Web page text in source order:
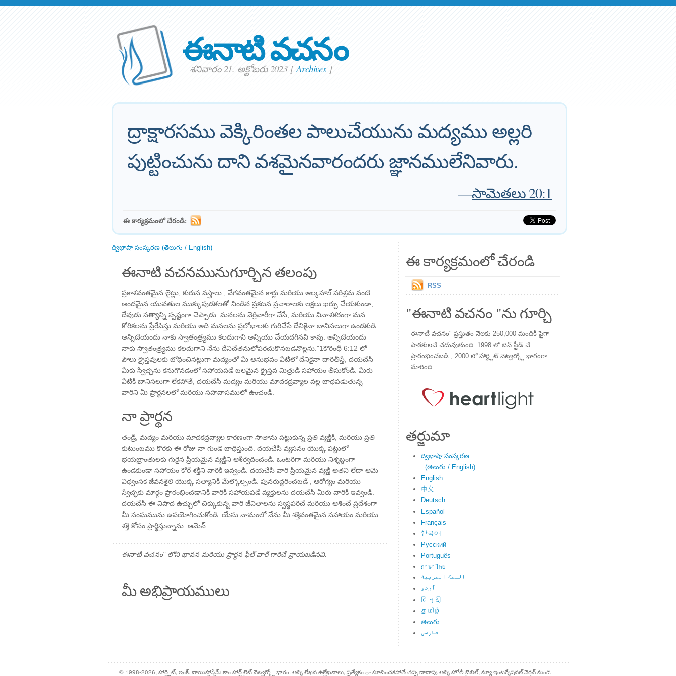
ఈనాటి వచనం
శనివారం 21. అక్టోబరు 2023 [Archives ]
ద్రాక్షారసము వెక్కిరింతల పాలుచేయును మద్యము అల్లరి
పుట్టించును దాని వశమైనవారందరు జ్ఞానములేనివారు.
—సామెతలు 20:1
ఈ కార్యక్రమంలో చేరండి:
ద్విభాషా సంస్కరణ (తెలుగు / English)
ఈనాటి వచనమునుగూర్చిన తలంపు
ప్రకాశవంతమైన లైట్లు, కురుస వస్త్రాలు , వేగవంతమైన కార్లు మరియు ఆల్కహాల్ పరిశ్రమ వంటి
అందమైన యువతుల ముక్కుపుడకలతో నిండిన ప్రకటన ప్రచారాలకు లక్షలు ఖర్చు చేయకుండా,
దేవుడు సత్యాన్ని స్పష్టంగా చెప్పాడు: మనలను వెర్రివారీగా చేసే, మరియు వినాశకరంగా మన
కోరికలను ప్రేరేపిస్తు మరియు అది మనలను ప్రలోభాలకు గురిచేసే దేనికైనా బానిసలుగా ఉండకుడి.
అన్నిటియందు నాకు స్వాతంత్ర్యము కలదుగాని అన్నియు చేయదగినవి కావు. అన్నిటియందు
నాకు స్వాతంత్ర్యము కలదుగాని నేను దేనిచేతనులోపరచుకొనబడనొల్లను."1కొరింథీ 6:12 లో
పౌలు క్రైస్తవులకు బోధించినట్లుగా మద్యంతో మీ అనుభవం వీటిలో దేనికైనా దారితీస్తే, దయచేసి
మీకు స్వేచ్ఛను కనుగొనడంలో సహాయపడే బలమైన క్రైస్తవ మిత్రుడి సహాయం తీసుకోండి. మీరు
వీటికి బానిసలుగా లేకపోతే, దయచేసి మద్యం మరియు మాదకద్రవ్యాల వల్ల బాధపడుతున్న
వారిని మీ ప్రార్థనలలో మరియు సహవాసములో ఉంచండి.
నా ప్రార్థన
తండ్రీ, మద్యం మరియు మాదకద్రవ్యాల కారణంగా సాతాను పట్టుకున్న ప్రతి వ్యక్తికి, మరియు ప్రతి
కుటుంబము కొరకు ఈ రోజు నా గుండె బాధిస్తుంది. దయచేసి వ్యసనం యొక్క పట్టులో
భయభ్రాంతులకు గురైన ప్రియమైన వ్యక్తిని ఆశీర్వదించండి. ఒంటరిగా మరియు నిశ్శబ్దంగా
ఉండకుండా సహాయం కోరే శక్తిని వారికి ఇవ్వండి. దయచేసి వారి ప్రియమైన వ్యక్తి అతని లేదా ఆమె
విధ్వంసక జీవనశైలి యొక్క సత్యానికి మేల్కొల్పండి. పునరుద్దరించబడే , ఆరోగ్యం మరియు
స్వేచ్ఛకు మార్గం ప్రారంభించడానికి వారికి సహాయపడే వ్యక్తులను దయచేసి మీరు వారికి ఇవ్వండి.
దయచేసి ఈ విషాద ఉచ్చులో చిక్కుకున్న వారి జీవితాలను స్వస్థపరిచే మరియు ఆశించే ప్రదేశంగా
మీ సంఘమును ఉపయోగించుకోండి. యేసు నామంలో నేను మీ శక్తివంతమైన సహాయం మరియు
శక్తి కోసం ప్రార్థిస్తున్నాను. ఆమెన్.
ఈనాటి వచనం" లోని భావన మరియు ప్రార్థన ఫీల్ వారే గారిచే వ్రాయబడినవి.
మీ అభిప్రాయములు
ఈ కార్యక్రమంలో చేరండి
RSS
"ఈనాటి వచనం "ను గూర్చి
ఈనాటి వచనం" ప్రస్తుతం నెలకు 250,000 మందికి పైగా
పాఠకులచే చదువుతుంది. 1998 లో బెన్ స్టీడ్ చే
ప్రారంభించబడి , 2000 లో హార్ట్లైట్ నెట్వర్క్లో భాగంగా
మారింది.
తర్జుమా
ద్విభాషా సంస్కరణ:
(తెలుగు / English)
English
中文
Deutsch
Español
Français
한국어
Русский
Português
ภาษาไทย
اللغة العربية
اُردو
हिन्दी
தமிழ்
తెలుగు
فارسی
© 1998-2026, హార్ట్లైట్, ఇంక్. వాయిస్హోఫ్హీమ్.కాం హార్ట్ లైట్ నెట్వర్క్లో భాగం. అన్ని లేఖన ఉల్లేఖనాలు, ప్రత్యేకం గా సూచించకపోతే తప్ప దాదాపు అన్ని హోలీ బైబిల్, న్యూ ఇంటర్నేషనల్ వెర్షన్ నుండి